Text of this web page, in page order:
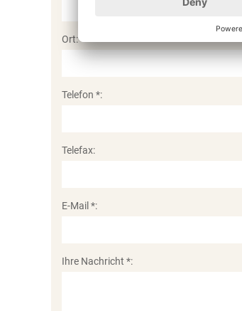
Ort:
Telefon *:
Telefax:
E-Mail *:
Ihre Nachricht *: